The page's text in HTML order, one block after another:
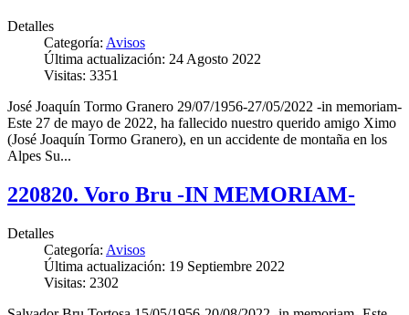
Detalles
Categoría: Avisos
Última actualización: 24 Agosto 2022
Visitas: 3351
José Joaquín Tormo Granero 29/07/1956-27/05/2022 -in memoriam-
Este 27 de mayo de 2022, ha fallecido nuestro querido amigo Ximo
(José Joaquín Tormo Granero), en un accidente de montaña en los
Alpes Su...
220820. Voro Bru -IN MEMORIAM-
Detalles
Categoría: Avisos
Última actualización: 19 Septiembre 2022
Visitas: 2302